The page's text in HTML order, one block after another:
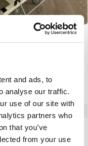
and ads, to
analyse our traffic.
use of our site with
partners who
that you’ve
from your use
2 #29